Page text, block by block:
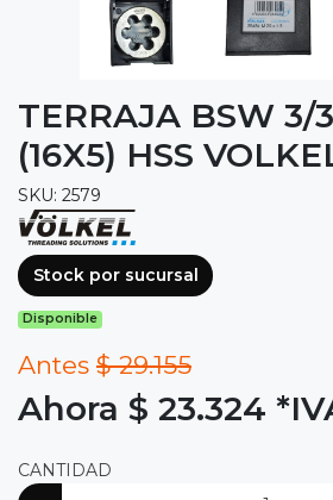
TERRAJA BSW 3/
(16X5) HSS
SKU: 2579
Stock por sucursal
Disponible
Antes $ 29.155
Ahora $ 23.324
CANTIDAD